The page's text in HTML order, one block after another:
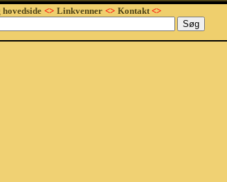
<> Linkvenner <> Kontakt<>